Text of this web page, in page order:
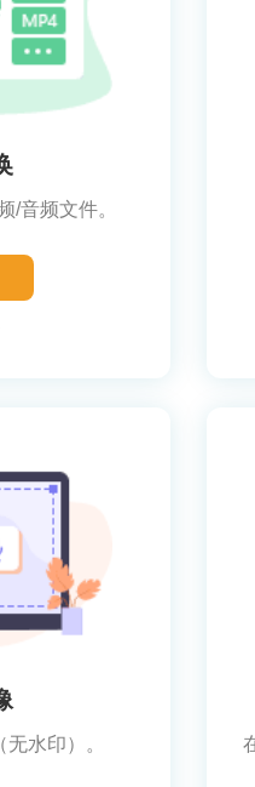
/音频文件。
水印）。